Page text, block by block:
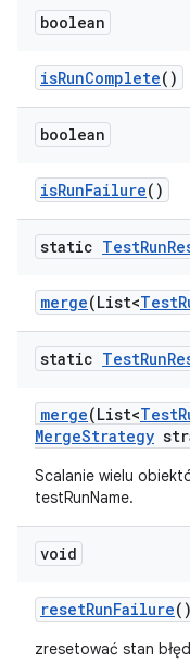
boolean
isRunComplete()
boolean
isRunFailure()
static TestRun
merge(List<Test
static TestRun
merge(List<Test
MergeStrategy
Scalanie wielu
testRunName.
void
resetRunFailure()
zresetować stan